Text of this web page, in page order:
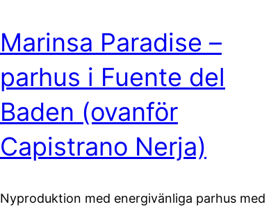
Marinsa Paradise –
parhus i Fuente del
Baden (ovanför
Capistrano Nerja)
Nyproduktion med energivänliga parhus med